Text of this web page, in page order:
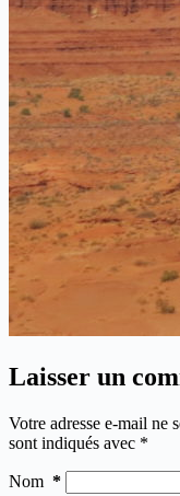
Laisser un
Votre adresse e-mail ne
sont indiqués avec *
Nom *